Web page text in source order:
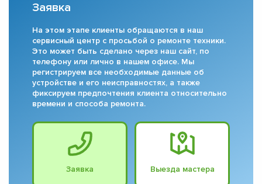
Заявка
На этом этапе клиенты обращаются в наш
сервисный центр с просьбой о ремонте техники.
Это может быть сделано через наш сайт, по
телефону или лично в нашем офисе. Мы
регистрируем все необходимые данные об
устройстве и его неисправностях, а также
фиксируем предпочтения клиента относительно
времени и способа ремонта.
Заявка Выезда мастера